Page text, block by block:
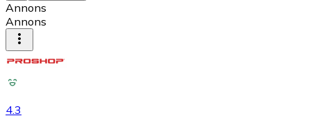
Annons
Annons
4.3